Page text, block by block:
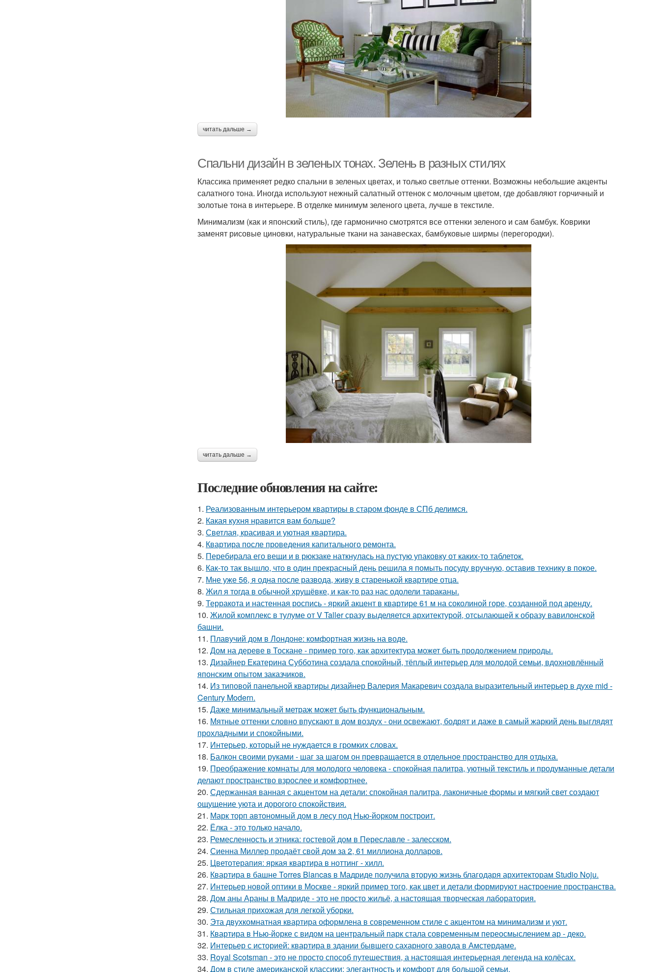
читать дальше →
Спальни дизайн в зеленых тонах. Зелень в разных стилях
Классика применяет редко спальни в зеленых цветах, и только светлые оттенки. Возможны небольшие акценты
салатного тона. Иногда используют нежный салатный оттенок с молочным цветом, где добавляют горчичный и
золотые тона в интерьере. В отделке минимум зеленого цвета, лучше в текстиле.
Минимализм (как и японский стиль), где гармонично смотрятся все оттенки зеленого и сам бамбук. Коврики
заменят рисовые циновки, натуральные ткани на занавесках, бамбуковые ширмы (перегородки).
читать дальше →
Последние обновления на сайте:
1. Реализованным интерьером квартиры в старом фонде в СПб делимся.
2. Какая кухня нравится вам больше?
3. Светлая, красивая и уютная квартира.
4. Квартира после проведения капитального ремонта.
5. Перебирала его вещи и в рюкзаке наткнулась на пустую упаковку от каких-то таблеток.
6. Как-то так вышло, что в один прекрасный день решила я помыть посуду вручную, оставив технику в покое.
7. Мне уже 56, я одна после развода, живу в старенькой квартире отца.
8. Жил я тогда в обычной хрущёвке, и как-то раз нас одолели тараканы.
9. Терракота и настенная роспись - яркий акцент в квартире 61 м на соколиной горе, созданной под аренду.
10. Жилой комплекс в тулуме от V Taller сразу выделяется архитектурой, отсылающей к образу вавилонской
башни.
11. Плавучий дом в Лондоне: комфортная жизнь на воде.
12. Дом на дереве в Тоскане - пример того, как архитектура может быть продолжением природы.
13. Дизайнер Екатерина Субботина создала спокойный, тёплый интерьер для молодой семьи, вдохновлённый
японским опытом заказчиков.
14. Из типовой панельной квартиры дизайнер Валерия Макаревич создала выразительный интерьер в духе mid -
Century Modern.
15. Даже минимальный метраж может быть функциональным.
16. Мятные оттенки словно впускают в дом воздух - они освежают, бодрят и даже в самый жаркий день выглядят
прохладными и спокойными.
17. Интерьер, который не нуждается в громких словах.
18. Балкон своими руками - шаг за шагом он превращается в отдельное пространство для отдыха.
19. Преображение комнаты для молодого человека - спокойная палитра, уютный текстиль и продуманные детали
делают пространство взрослее и комфортнее.
20. Сдержанная ванная с акцентом на детали: спокойная палитра, лаконичные формы и мягкий свет создают
ощущение уюта и дорогого спокойствия.
21. Марк торп автономный дом в лесу под Нью-йорком построит.
22. Ёлка - это только начало.
23. Ремесленность и этника: гостевой дом в Переславле - залесском.
24. Сиенна Миллер продаёт свой дом за 2, 61 миллиона долларов.
25. Цветотерапия: яркая квартира в ноттинг - хилл.
26. Квартира в башне Torres Blancas в Мадриде получила вторую жизнь благодаря архитекторам Studio Noju.
27. Интерьер новой оптики в Москве - яркий пример того, как цвет и детали формируют настроение пространства.
28. Дом аны Араны в Мадриде - это не просто жильё, а настоящая творческая лаборатория.
29. Стильная прихожая для легкой уборки.
30. Эта двухкомнатная квартира оформлена в современном стиле с акцентом на минимализм и уют.
31. Квартира в Нью-йорке с видом на центральный парк стала современным переосмыслением ар - деко.
32. Интерьер с историей: квартира в здании бывшего сахарного завода в Амстердаме.
33. Royal Scotsman - это не просто способ путешествия, а настоящая интерьерная легенда на колёсах.
34. Дом в стиле американской классики: элегантность и комфорт для большой семьи.